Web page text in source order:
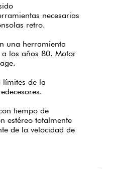
necesarias
retro.
una herramienta
los años 80. Motor
límites de la
tiempo de
estéreo totalmente
de la velocidad de